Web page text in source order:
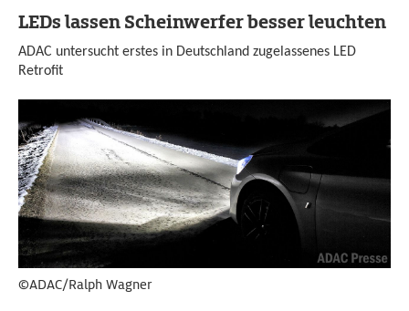
LEDs lassen Scheinwerfer besser leuchten
ADAC untersucht erstes in Deutschland zugelassenes LED
Retrofit
©ADAC/Ralph Wagner